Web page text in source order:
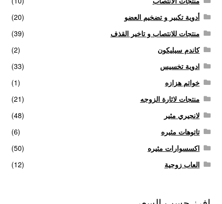
أدوية تكبير و تضخيم العضو
(20)
منتجات للانتصاب و تاخير القذف
(39)
كاندم سيليكون
(2)
ادوية تخسيس
(33)
خواتم هزازه
(1)
منتجات لاثارة الزوجه
(21)
لانجيري مثير
(48)
تاتوهات مثيره
(6)
اكسسوارات مثيره
(50)
العاب زوجية
(12)